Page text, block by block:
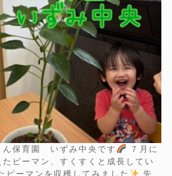
ん保育園 いずみ中央です
７月に
ピーマン、すくすくと成長してい
ピーマンを収穫してみました